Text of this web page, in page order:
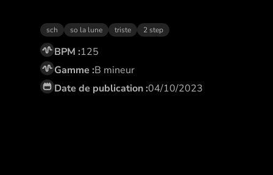
sch so la lune triste 2 step
BPM :125
Gamme :B mineur
Date de publication :04/10/2023